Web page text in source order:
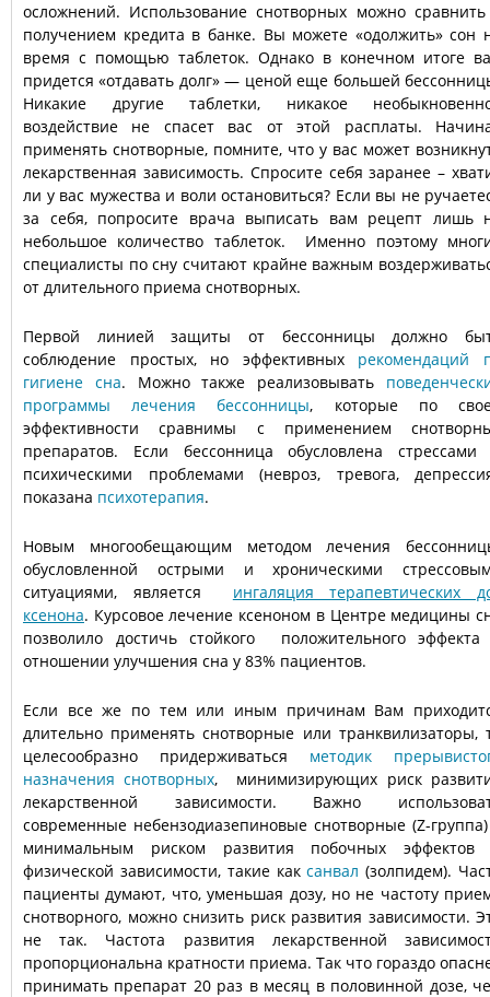
осложнений. Использование снотворных можно
получением кредита в банке. Вы можете «одолжить» сон
время с помощью таблеток. Однако в конечном итоге
придется «отдавать долг» — ценой еще большей
Никакие другие таблетки, никакое
воздействие не спасет вас от этой расплаты.
применять снотворные, помните, что у вас может
лекарственная зависимость. Спросите себя заранее –
ли у вас мужества и воли остановиться? Если вы не
за себя, попросите врача выписать вам рецепт лишь
небольшое количество таблеток. Именно поэтому
специалисты по сну считают крайне важным
от длительного приема снотворных.
Первой линией защиты от бессонницы должно
соблюдение простых, но эффективных рекомендаций
гигиене сна. Можно также реализовывать
программы лечения бессонницы, которые по
эффективности сравнимы с применением
препаратов. Если бессонница обусловлена
психическими проблемами (невроз, тревога,
показана психотерапия.
Новым многообещающим методом лечения
обусловленной острыми и хроническими
ситуациями, является ингаляция терапевтических
ксенона. Курсовое лечение ксеноном в Центре медицины
позволило достичь стойкого положительного
отношении улучшения сна у 83% пациентов.
Если все же по тем или иным причинам Вам
длительно применять снотворные или транквилизаторы,
целесообразно придерживаться методик
назначения снотворных, минимизирующих риск
лекарственной зависимости. Важно
современные небензодиазепиновые снотворные (Z-
минимальным риском развития побочных эффектов
физической зависимости, такие каксанвал (золпидем).
пациенты думают, что, уменьшая дозу, но не частоту
снотворного, можно снизить риск развития зависимости.
не так. Частота развития лекарственной
пропорциональна кратности приема. Так что гораздо
принимать препарат 20 раз в месяц в половинной дозе,